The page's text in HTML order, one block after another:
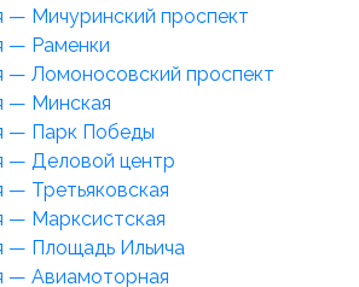
— Мичуринский проспект
— Раменки
— Ломоносовский проспект
— Минская
— Парк Победы
— Деловой центр
— Третьяковская
— Марксистская
— Площадь Ильича
— Авиамоторная